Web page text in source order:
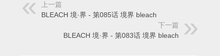
上一篇
BLEACH 境·界 - 第085话 境界 bleach
下一篇
BLEACH 境·界 - 第083话 境界 bleach